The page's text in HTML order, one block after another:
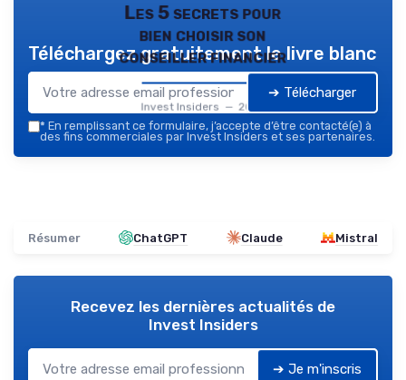
Les 5 secrets pour
bien choisir son
conseiller financier
Invest Insiders — 2026
Téléchargez gratuitement le livre blanc
➔ Télécharger
* En remplissant ce formulaire, j’accepte d’être contacté(e) à
des fins commerciales par Invest Insiders et ses partenaires.
Résumer ChatGPT Claude Mistral
Recevez les dernières actualités de
Invest Insiders
➔ Je m'inscris